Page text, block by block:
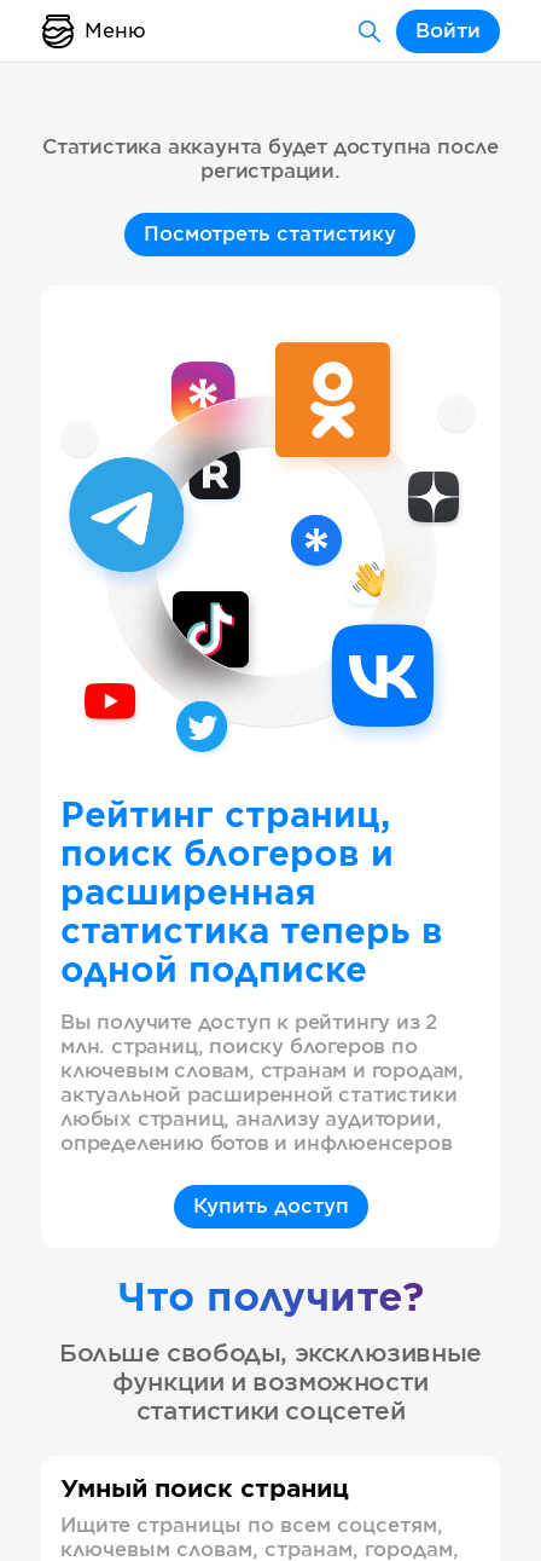
Меню Войти
Статистика аккаунта будет доступна после
регистрации.
Посмотреть статистику
Рейтинг страниц,
поиск блогеров и
расширенная
статистика теперь в
одной подписке
Вы получите доступ к рейтингу из 2
млн. страниц, поиску блогеров по
ключевым словам, странам и городам,
актуальной расширенной статистики
любых страниц, анализу аудитории,
определению ботов и инфлюенсеров
Купить доступ
Что получите?
Больше свободы, эксклюзивные
функции и возможности
статистики соцсетей
Умный поиск страниц
Ищите страницы по всем соцсетям,
ключевым словам, странам, городам,